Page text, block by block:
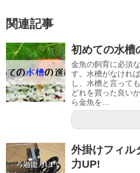
関連記事
初めての水槽
金魚の飼育に必須
す。水槽がなけれ
し、水槽と言って
どれを買った良い
ら金魚を...
外掛けフィ
力UP!